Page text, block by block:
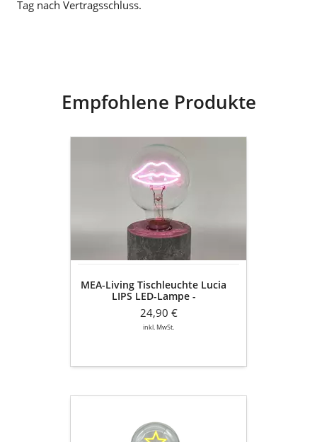
Tag nach Vertragsschluss.
Empfohlene Produkte
Tischleuchte
Lampe
batteriebetrieben
MEA-Living Tischleuchte Lucia
LIPS LED-Lampe -
batteriebetrieben
24,90 €
inkl. MwSt.
Tischleuchte